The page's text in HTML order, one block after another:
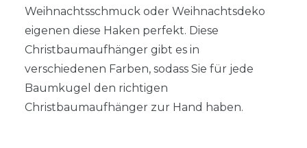
Weihnachtsschmuck oder Weihnachtsdeko
eigenen diese Haken perfekt. Diese
Christbaumaufhänger gibt es in
verschiedenen Farben, sodass Sie für jede
Baumkugel den richtigen
Christbaumaufhänger zur Hand haben.